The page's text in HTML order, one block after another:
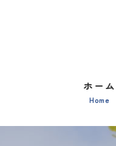
ホーム
Home